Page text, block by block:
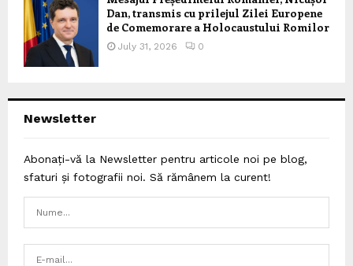
Dan, transmis cu prilejul Zilei Europene
de Comemorare a Holocaustului Romilor
July 31, 2026 0
Newsletter
Abonați-vă la Newsletter pentru articole noi pe blog,
sfaturi și fotografii noi. Să rămânem la curent!